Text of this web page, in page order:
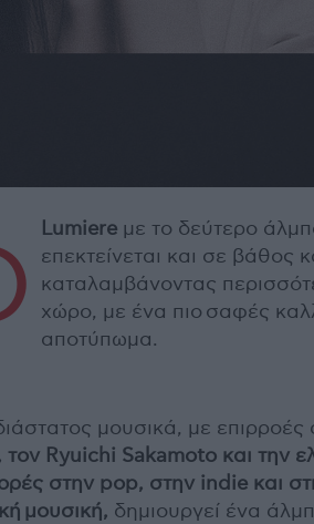
Lumiere με το δεύτερο
επεκτείνεται και σε βάθος
καταλαμβάνοντας
χώρο, με ένα πιo σαφές
αποτύπωμα.
μουσικά, με επιρροές
τον Ryuichi Sakamoto και την
στην pop, στην indie και
μουσική, δημιουργεί ένα